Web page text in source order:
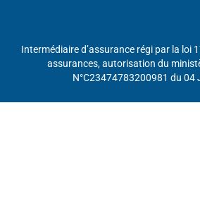
Intermédiaire d’assurance régi par la loi
assurances, autorisation du
N°C23474783200981 du 04